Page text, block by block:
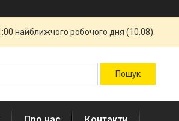
найближчого робочого дня (10.08).